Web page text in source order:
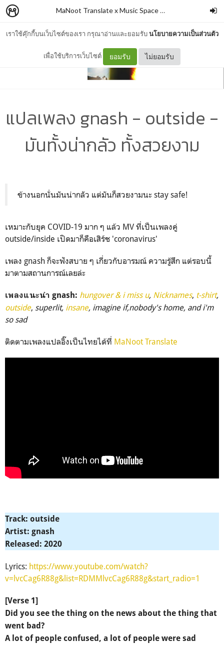
เราใช้คุ๊กกี้บนเว็บไซต์ของเรา กรุณาอ่านและยอมรับนโยบายความเป็นส่วนตัว
เพื่อใช้บริการเว็บไซต์ ยอมรับ ไม่ยอมรับ
MaNoot Translate x Music Space #2 cocococoayeah
แปลเพลง gnash - outside -
มันทั้งน่ากลัว ทั้งสวยงาม
ข้างนอกนั่นมันน่ากลัว แต่มันก็สวยงามนะ stay safe!
เหมาะกับยุค COVID-19 มาก ๆ แล้ว MV ที่เป็นเพลงคู่
outside/inside เปิดมาก็คือเสิร์ช 'coronavirus'
เพลง gnash ก็จะฟังสบาย ๆ เกี่ยวกับอารมณ์ ความรู้สึก แต่รอบนี้
มาตามสถานการณ์เลยล่ะ
เพลงแนะนำ gnash: hungover & i miss u, Nicknames, t-shirt,
outside, superlit, insane, imagine if,nobody's home, and i'm
so sad
ติดตามเพลงแปลอิ๊งเป็นไทยได้ที่ MaNoot Translate
Track: outside
Artist: gnash
Released: 2020
Lyrics: https://www.youtube.com/watch?
v=lvcCag6R88g&list=RDMMlvcCag6R88g&start_radio=1
[Verse 1]
Did you see the thing on the news about the thing that
went bad?
A lot of people confused, a lot of people were sad